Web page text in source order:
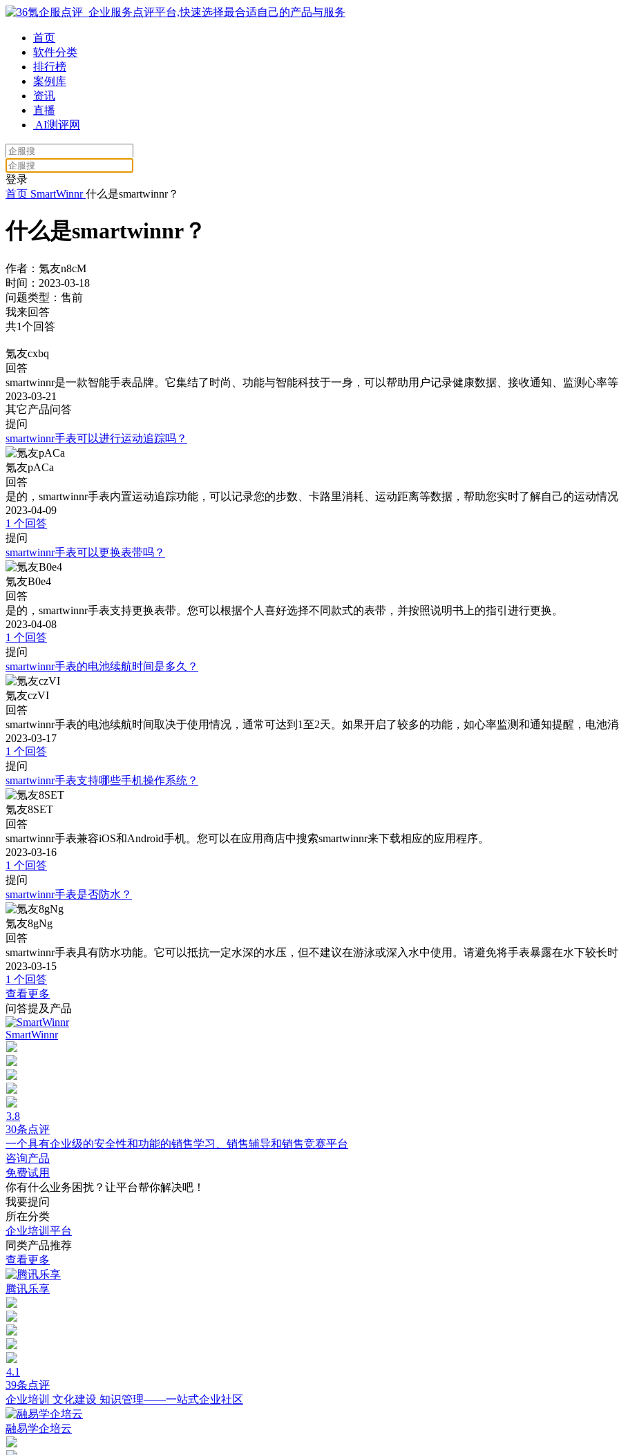
首页
软件分类
排行榜
案例库
资讯
直播
AI测评网
登录
首页 SmartWinnr什么是smartwinnr？
什么是smartwinnr？
作者：氪友n8cM
时间：2023-03-18
问题类型：售前
我来回答
共1个回答
氪友cxbq
回答
smartwinnr是一款智能手表品牌。它集结了时尚、功能与智能科技于一身，可以帮助用户记录健康数据、接收通知、监测心率
2023-03-21
其它产品问答
提问
smartwinnr手表可以进行运动追踪吗？
氪友pACa
回答
是的，smartwinnr手表内置运动追踪功能，可以记录您的步数、卡路里消耗、运动距离等数据，帮助您实时了解自己的运动情
2023-04-09
1 个回答
提问
smartwinnr手表可以更换表带吗？
氪友B0e4
回答
是的，smartwinnr手表支持更换表带。您可以根据个人喜好选择不同款式的表带，并按照说明书上的指引进行更换。
2023-04-08
1 个回答
提问
smartwinnr手表的电池续航时间是多久？
氪友czVI
回答
smartwinnr手表的电池续航时间取决于使用情况，通常可达到1至2天。如果开启了较多的功能，如心率监测和通知提醒，电池
2023-03-17
1 个回答
提问
smartwinnr手表支持哪些手机操作系统？
氪友8SET
回答
smartwinnr手表兼容iOS和Android手机。您可以在应用商店中搜索smartwinnr来下载相应的应用程序。
2023-03-16
1 个回答
提问
smartwinnr手表是否防水？
氪友8gNg
回答
smartwinnr手表具有防水功能。它可以抵抗一定水深的水压，但不建议在游泳或深入水中使用。请避免将手表暴露在水下较长
2023-03-15
1 个回答
查看更多
问答提及产品
SmartWinnr
3.8
30条点评
一个具有企业级的安全性和功能的销售学习、销售辅导和销售竞赛平台
咨询产品
免费试用
你有什么业务困扰？让平台帮你解决吧！
我要提问
所在分类
企业培训平台
同类产品推荐
查看更多
腾讯乐享
4.1
39条点评
企业培训 文化建设 知识管理——一站式企业社区
融易学企培云